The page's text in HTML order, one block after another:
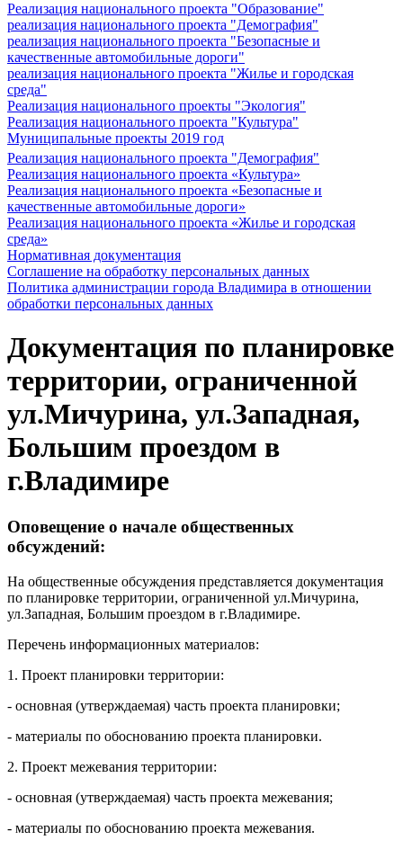
Реализация национального проекта "Образование"
реализация национального проекта "Демография"
реализация национального проекта "Безопасные и
качественные автомобильные дороги"
реализация национального проекта "Жилье и городская
среда"
Реализация национального проекты "Экология"
Реализация национального проекта "Культура"
Муниципальные проекты 2019 год
Реализация национального проекта "Демография"
Реализация национального проекта «Культура»
Реализация национального проекта «Безопасные и
качественные автомобильные дороги»
Реализация национального проекта «Жилье и городская
среда»
Нормативная документация
Соглашение на обработку персональных данных
Политика администрации города Владимира в отношении
обработки персональных данных
Документация по планировке
территории, ограниченной
ул.Мичурина, ул.Западная,
Большим проездом в
г.Владимире
Оповещение о начале общественных
обсуждений:
На общественные обсуждения представляется документация
по планировке территории, ограниченной ул.Мичурина,
ул.Западная, Большим проездом в г.Владимире.
Перечень информационных материалов:
1. Проект планировки территории:
- основная (утверждаемая) часть проекта планировки;
- материалы по обоснованию проекта планировки.
2. Проект межевания территории:
- основная (утверждаемая) часть проекта межевания;
- материалы по обоснованию проекта межевания.